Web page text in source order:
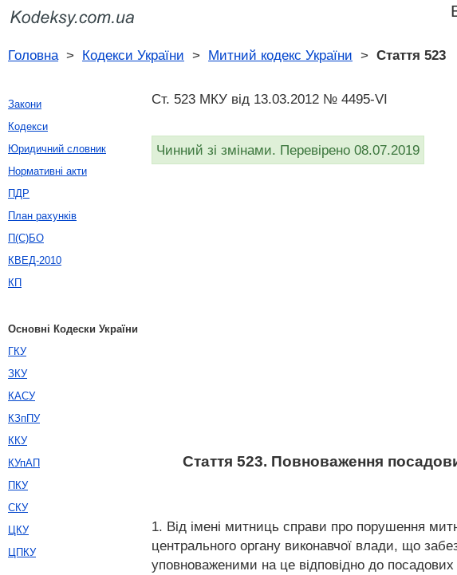
Головна> Кодекси України > Митний кодекс України > Стаття 523
Ст. 523 МКУ від 13.03.2012 № 4495-VI
Чинний зі змінами. Перевірено 08.07.2019
Стаття 523. Повноваження
1. Від імені митниць справи про порушення
центрального органу виконавчої влади, що
уповноваженими на це відповідно до
Закони
Кодекси
Юридичний словник
Нормативні акти
ПДР
План рахунків
П(С)БО
КВЕД-2010
КП
Основні Кодески України
ГКУ
ЗКУ
КАСУ
КЗпПУ
ККУ
КУпАП
ПКУ
СКУ
ЦКУ
ЦПКУ